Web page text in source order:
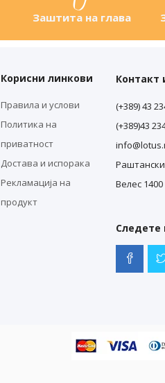
Заштита на глава
(+389) 43
(+389)43
Велес 1400
Следете
Корисни линкови
Правила и услови
Политика на
приватност
Достава и испорака
Рекламација на
продукт